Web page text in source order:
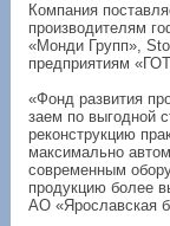
Компания
производителям
«Монди Групп»,
предприятиям
«Фонд развития
заем по выгодной
реконструкцию
максимально
современным
продукцию более
АО «Ярославская